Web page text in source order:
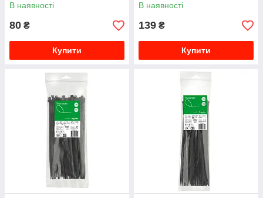
В наявності
80 ₴
Купити
В наявності
139 ₴
Купити